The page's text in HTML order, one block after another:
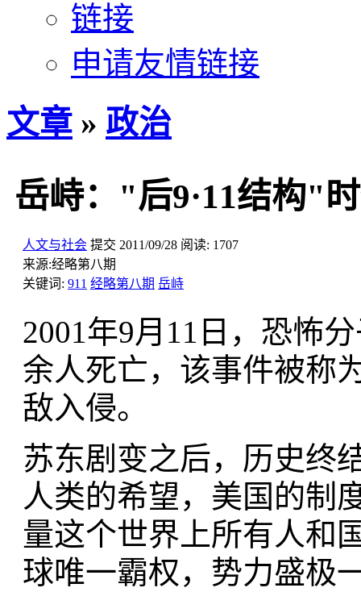
链接
申请友情链接
文章 » 政治
岳峙："后9·11结构"
人文与社会 提交 2011/09/28 阅读: 1707
来源:经略第八期
关键词: 911 经略第八期 岳峙
2001年9月11日，恐怖
余人死亡，该事件被称
敌入侵。
苏东剧变之后，历史终
人类的希望，美国的制
量这个世界上所有人和
球唯一霸权，势力盛极